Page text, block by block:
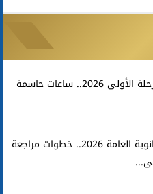
تنسيق المرحلة الأولى 2026.. ساعات حاسمة
تظلمات الثانوية العامة 2026.. خطوات مراجعة